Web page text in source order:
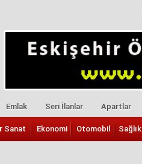
Emlak Seri İlanlar Apartlar
Sanat Ekonomi Otomobil Sağlık